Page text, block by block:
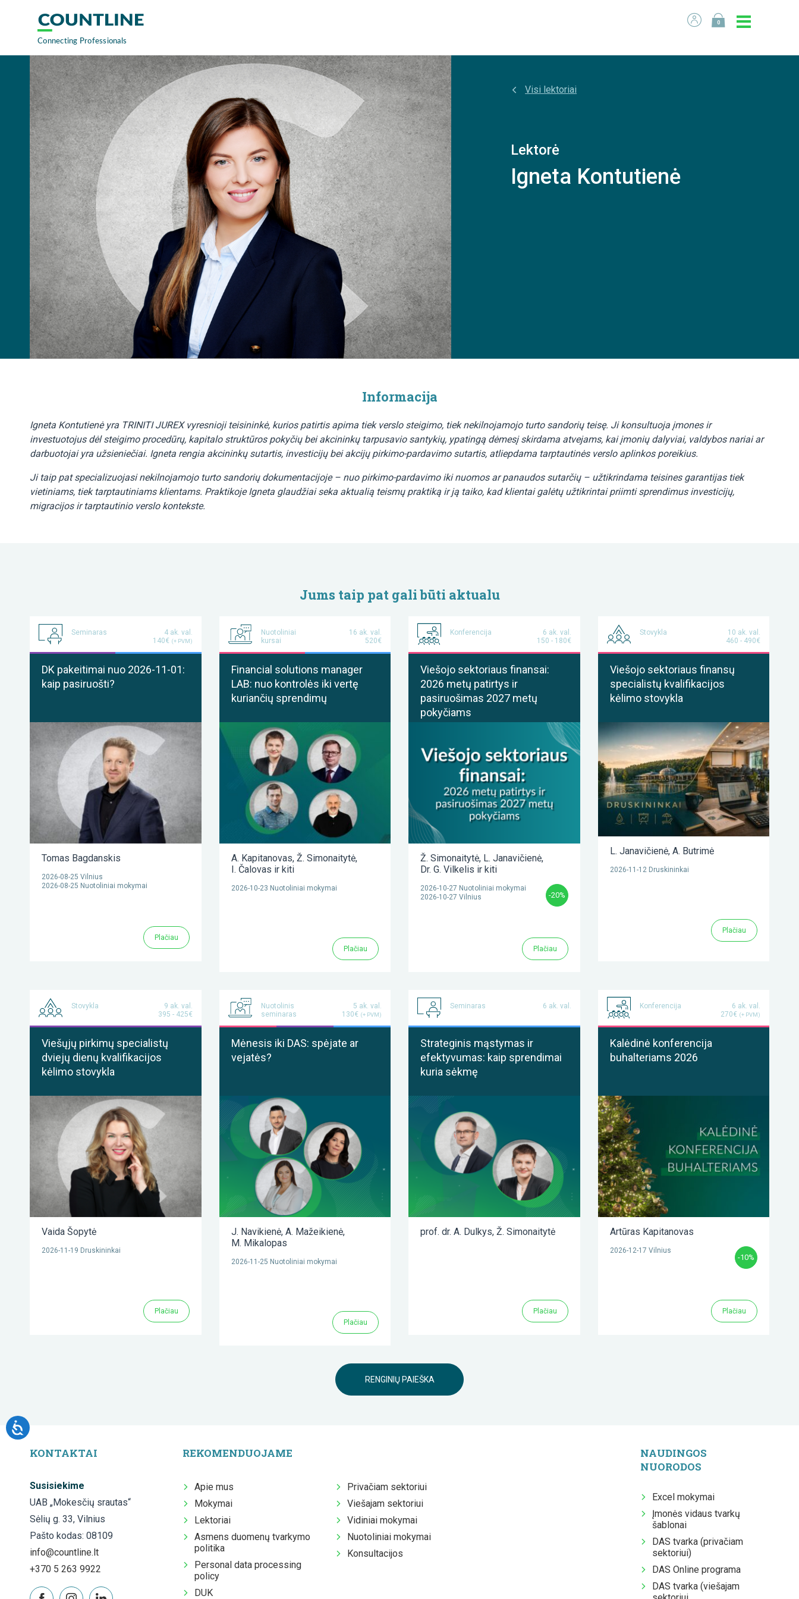
0
Visi lektoriai
Lektorė
Igneta Kontutienė
Informacija
Igneta Kontutienė yra TRINITI JUREX vyresnioji teisininkė, kurios patirtis apima tiek verslo steigimo, tiek nekilnojamojo turto sandorių teisę. Ji konsultuoja įmones ir
investuotojus dėl steigimo procedūrų, kapitalo struktūros pokyčių bei akcininkų tarpusavio santykių, ypatingą dėmesį skirdama atvejams, kai įmonių dalyviai, valdybos nariai ar
darbuotojai yra užsieniečiai. Igneta rengia akcininkų sutartis, investicijų bei akcijų pirkimo-pardavimo sutartis, atliepdama tarptautinės verslo aplinkos poreikius.
Ji taip pat specializuojasi nekilnojamojo turto sandorių dokumentacijoje – nuo pirkimo-pardavimo iki nuomos ar panaudos sutarčių – užtikrindama teisines garantijas tiek
vietiniams, tiek tarptautiniams klientams. Praktikoje Igneta glaudžiai seka aktualią teismų praktiką ir ją taiko, kad klientai galėtų užtikrintai priimti sprendimus investicijų,
migracijos ir tarptautinio verslo kontekste.
Jums taip pat gali būti aktualu
Seminaras
4 ak. val.
140€ (+ PVM)
DK pakeitimai nuo 2026-11-01:
kaip pasiruošti?
Tomas Bagdanskis
2026-08-25 Vilnius
2026-08-25 Nuotoliniai mokymai
Plačiau
Nuotoliniai
kursai
16 ak. val.
520€
Financial solutions manager
LAB: nuo kontrolės iki vertę
kuriančių sprendimų
A. Kapitanovas, Ž. Simonaitytė,
I. Čalovas ir kiti
2026-10-23 Nuotoliniai mokymai
Plačiau
Konferencija
6 ak. val.
150 - 180€
Viešojo sektoriaus finansai:
2026 metų patirtys ir
pasiruošimas 2027 metų
pokyčiams
Ž. Simonaitytė, L. Janavičienė,
Dr. G. Vilkelis ir kiti
2026-10-27 Nuotoliniai mokymai
2026-10-27 Vilnius
-20%
Plačiau
Stovykla
10 ak. val.
460 - 490€
Viešojo sektoriaus finansų
specialistų kvalifikacijos
kėlimo stovykla
L. Janavičienė, A. Butrimė
2026-11-12 Druskininkai
Plačiau
Stovykla
9 ak. val.
395 - 425€
Viešųjų pirkimų specialistų
dviejų dienų kvalifikacijos
kėlimo stovykla
Vaida Šopytė
2026-11-19 Druskininkai
Plačiau
Nuotolinis
seminaras
5 ak. val.
130€ (+ PVM)
Mėnesis iki DAS: spėjate ar
vejatės?
J. Navikienė, A. Mažeikienė,
M. Mikalopas
2026-11-25 Nuotoliniai mokymai
Plačiau
Seminaras 6 ak. val.
Strateginis mąstymas ir
efektyvumas: kaip sprendimai
kuria sėkmę
prof. dr. A. Dulkys, Ž. Simonaitytė
Plačiau
Konferencija
6 ak. val.
270€ (+ PVM)
Kalėdinė konferencija
buhalteriams 2026
Artūras Kapitanovas
2026-12-17 Vilnius
-10%
Plačiau
RENGINIŲ PAIEŠKA
KONTAKTAI
Susisiekime
UAB „Mokesčių srautas“
Sėlių g. 33, Vilnius
Pašto kodas: 08109
info@countline.lt
+370 5 263 9922
REKOMENDUOJAME
Apie mus
Mokymai
Lektoriai
Asmens duomenų tvarkymo
politika
Personal data processing
policy
DUK
Privačiam sektoriui
Viešajam sektoriui
Vidiniai mokymai
Nuotoliniai mokymai
Konsultacijos
NAUDINGOS
NUORODOS
Excel mokymai
Įmonės vidaus tvarkų
šablonai
DAS tvarka (privačiam
sektoriui)
DAS Online programa
DAS tvarka (viešajam